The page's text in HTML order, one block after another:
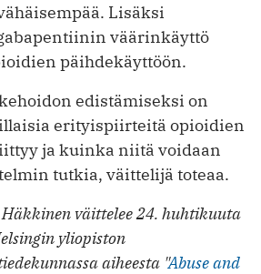
Lisäksi
väärinkäyttö
päihdekäyttöön.
edistämiseksi on
erityispiirteitä opioidien
ja kuinka niitä voidaan
tutkia, väittelijä toteaa.
väittelee 24. huhtikuuta
yliopiston
aiheesta "Abuse and